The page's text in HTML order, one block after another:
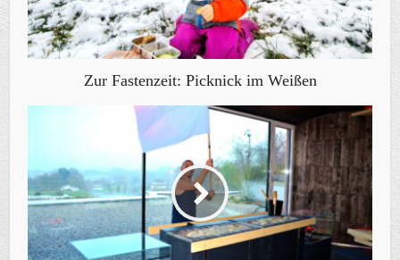
Zur Fastenzeit: Picknick im Weißen